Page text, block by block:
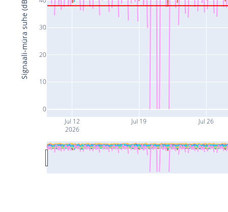
Jul 12
2026
Jul 19 Jul 26
0
10
20
30
Signaali-müra suhe (dB)